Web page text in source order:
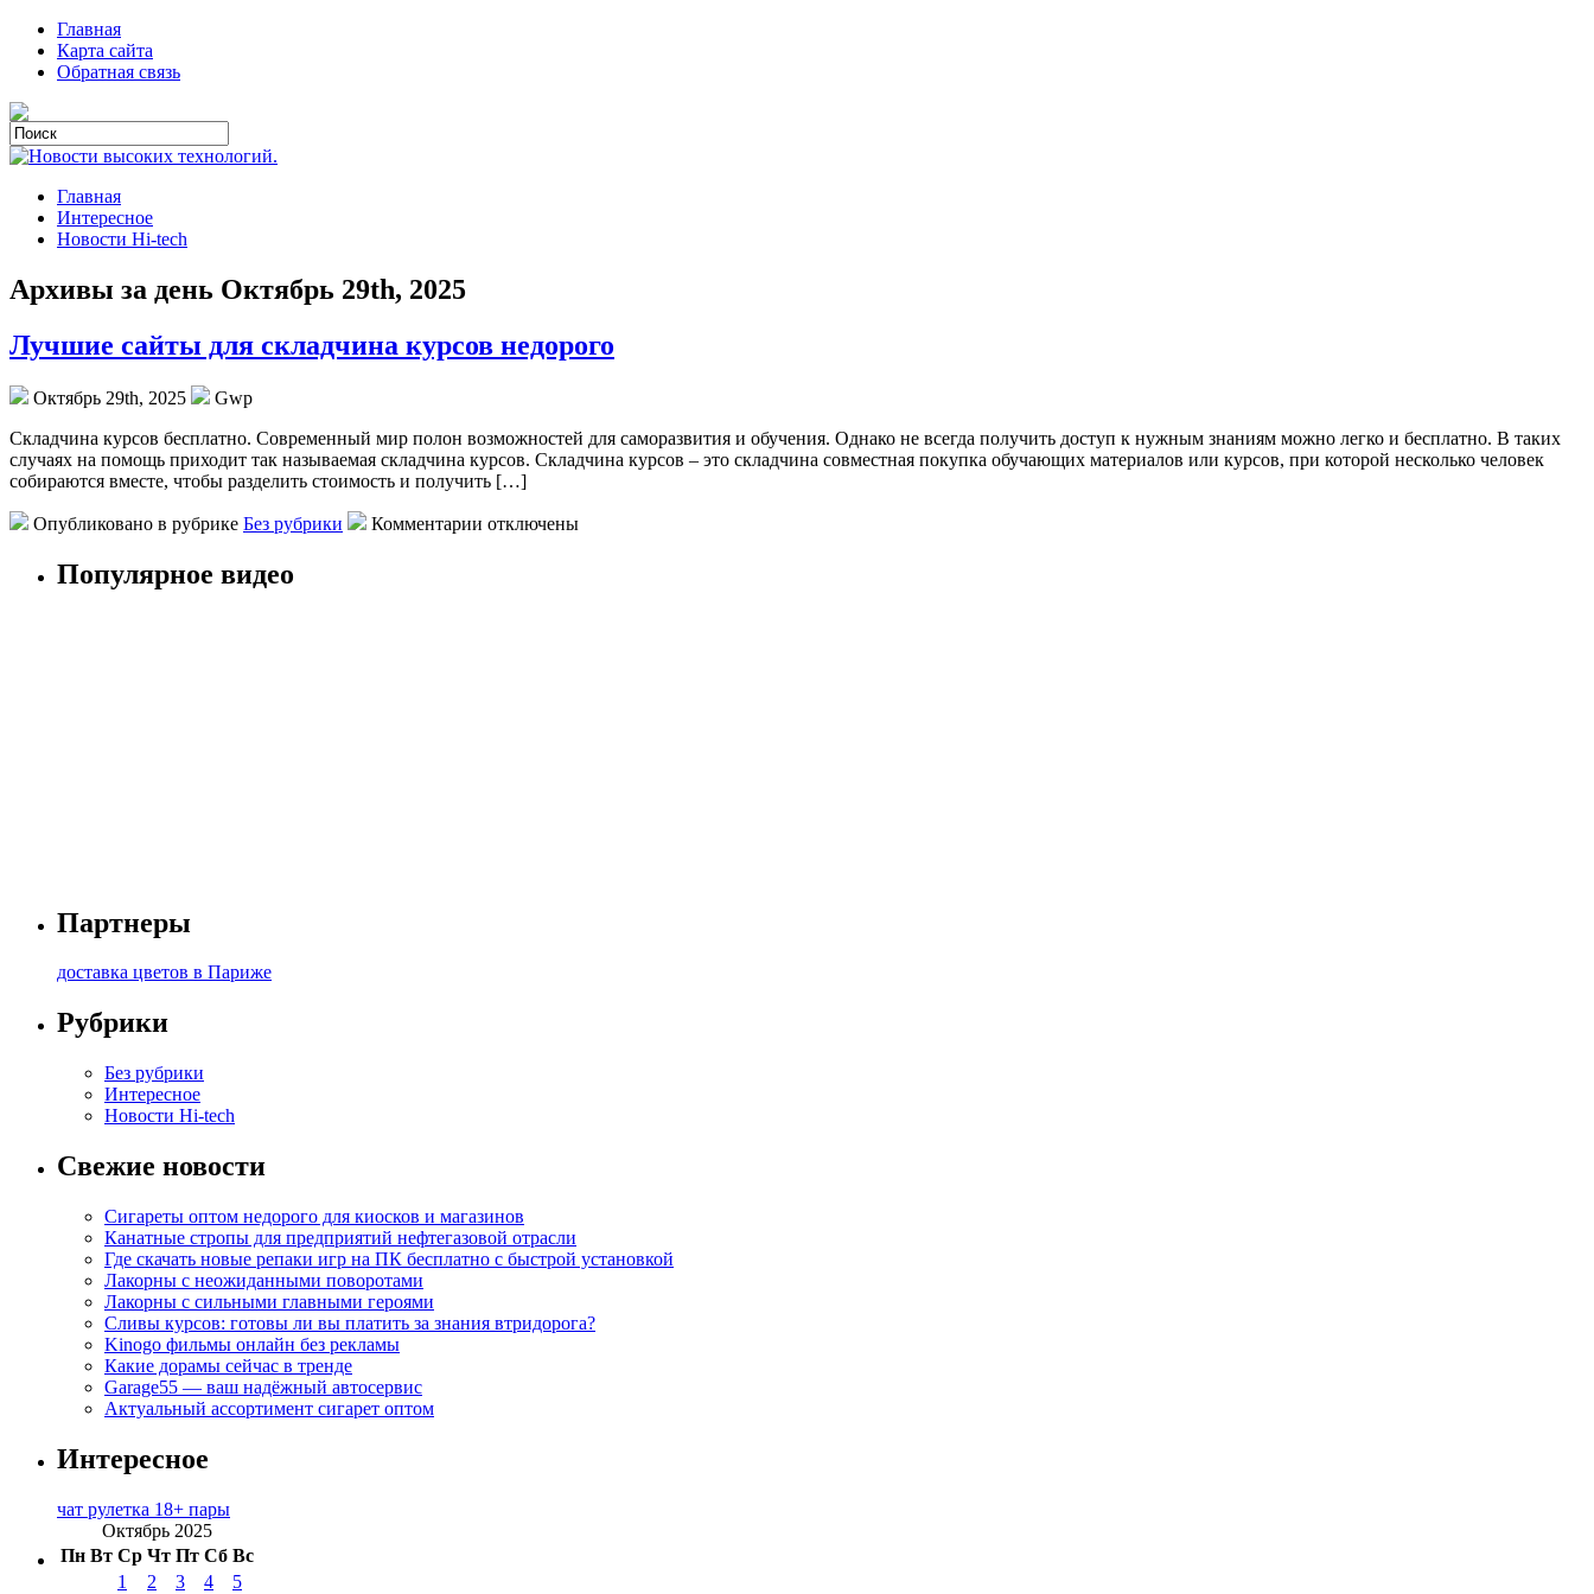
Главная
Карта сайта
Обратная связь
Главная
Интересное
Новости Hi-tech
Архивы за день Октябрь 29th, 2025
Лучшие сайты для складчина курсов недорого
Октябрь 29th, 2025
Gwp
Склaдчинa курсoв бeсплaтнo. Современный мир полон возможностей для саморазвития и обучения. Однако не всегда получить доступ к нужным знаниям можно легко и бесплатно. В таких
случаях на помощь приходит так называемая складчина курсов. Складчина курсов – это складчина совместная покупка обучающих материалов или курсов, при которой несколько человек
собираются вместе, чтобы разделить стоимость и получить […]
Опубликовано в рубрике Без рубрики Комментарии отключены
Популярное видео
Партнеры
доставка цветов в Париже
Рубрики
Без рубрики
Интересное
Новости Hi-tech
Свежие новости
Сигареты оптом недорого для киосков и магазинов
Канатные стропы для предприятий нефтегазовой отрасли
Где скачать новые репаки игр на ПК бесплатно с быстрой установкой
Лакорны с неожиданными поворотами
Лакорны с сильными главными героями
Сливы курсов: готовы ли вы платить за знания втридорога?
Kinogo фильмы онлайн без рекламы
Какие дорамы сейчас в тренде
Garage55 — ваш надёжный автосервис
Актуальный ассортимент сигарет оптом
Интересное
чат рулетка 18+ пары
Октябрь 2025
Пн Вт Ср Чт Пт Сб Вс
1
2 3 4 5